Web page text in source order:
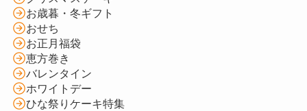
お歳暮・冬ギフト
おせち
お正月福袋
恵方巻き
バレンタイン
ホワイトデー
ひな祭りケーキ特集